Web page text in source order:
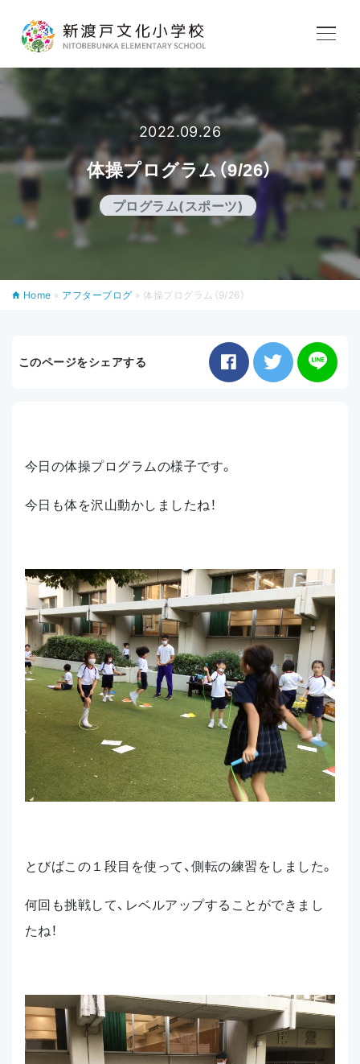
学校生活
2022.09.26
体操プログラム（9/26）
プログラム(スポーツ)
Home » アフターブログ »体操プログラム（9/26）
このページをシェアする
今日の体操プログラムの様子です。
今日も体を沢山動かしましたね！
とびばこの１段目を使って、側転の練習をしました。
何回も挑戦して、レベルアップすることができまし
たね！